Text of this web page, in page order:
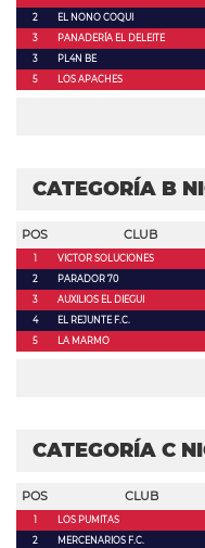
2
EL NONO COQUI
3
PANADERÍA EL DELEITE
3
PL4N BE
5
LOS APACHES
CATEGORÍA B
POS CLUB
1 VICTOR SOLUCIONES
2
PARADOR 70
3
AUXILIOS EL DIEGUI
4
EL REJUNTE F.C.
5
LA MARMO
CATEGORÍA C
POS CLUB
1 LOS PUMITAS
2
MERCENARIOS F.C.